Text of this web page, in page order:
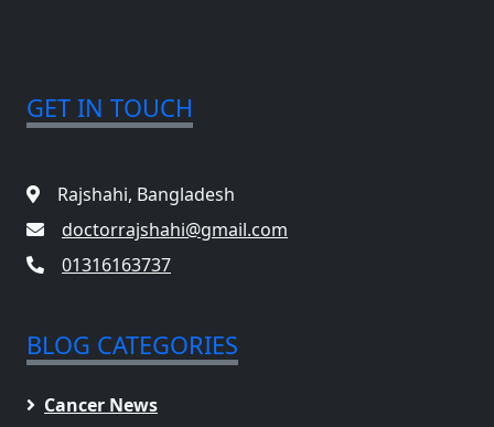
GET IN TOUCH
Rajshahi, Bangladesh
doctorrajshahi@gmail.com
01316163737
BLOG CATEGORIES
Cancer News